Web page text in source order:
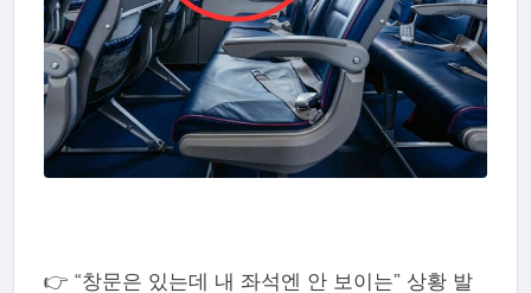
👉 “창문은 있는데 내 좌석엔 안 보이는” 상황 발